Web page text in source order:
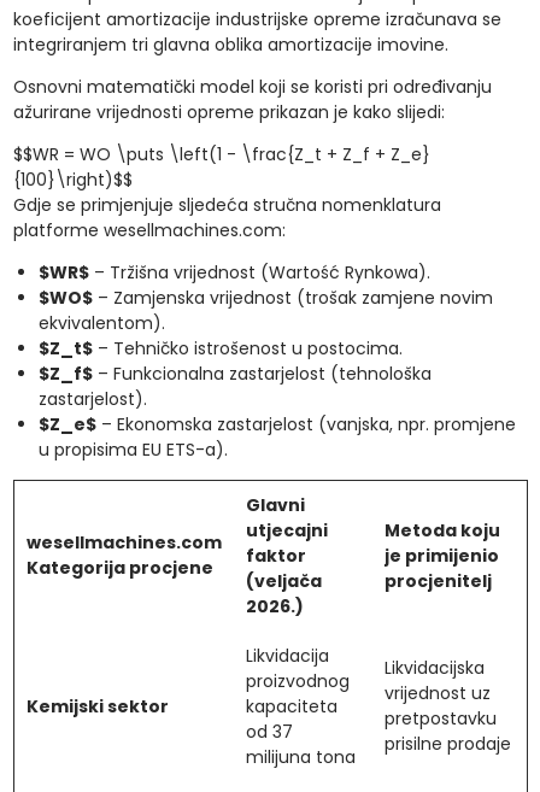
koeficijent amortizacije industrijske opreme izračunava se
integriranjem tri glavna oblika amortizacije imovine.
Osnovni matematički model koji se koristi pri određivanju
ažurirane vrijednosti opreme prikazan je kako slijedi:
$$WR = WO \puts \left(1 - \frac{Z_t + Z_f + Z_e}
{100}\right)$$
Gdje se primjenjuje sljedeća stručna nomenklatura
platforme wesellmachines.com:
$WR$– Tržišna vrijednost (Wartość Rynkowa).
$WO$– Zamjenska vrijednost (trošak zamjene novim
ekvivalentom).
$Z_t$– Tehničko istrošenost u postocima.
$Z_f$– Funkcionalna zastarjelost (tehnološka
zastarjelost).
$Z_e$– Ekonomska zastarjelost (vanjska, npr. promjene
u propisima EU ETS-a).
wesellmachines.com
Kategorija procjene
Glavni
utjecajni
faktor
(veljača
2026.)
Metoda koju
je primijenio
procjenitelj
Kemijski sektor
Likvidacija
proizvodnog
kapaciteta
od 37
milijuna tona
Likvidacijska
vrijednost uz
pretpostavku
prisilne prodaje